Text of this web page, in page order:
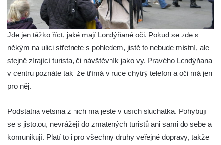
Jde jen těžko říct, jaké mají Londýňané oči. Pokud se zde s
někým na ulici střetnete s pohledem, jistě to nebude místní, ale
stejně zírající turista, či návštěvník jako vy. Pravého Londýňana
v centru poznáte tak, že třímá v ruce chytrý telefon a oči má jen
pro něj.
Podstatná většina z nich má ještě v uších sluchátka. Pohybují
se s jistotou, nevrážejí do zmatených turistů ani sami do sebe a
komunikují. Platí to i pro všechny druhy veřejné dopravy, takže